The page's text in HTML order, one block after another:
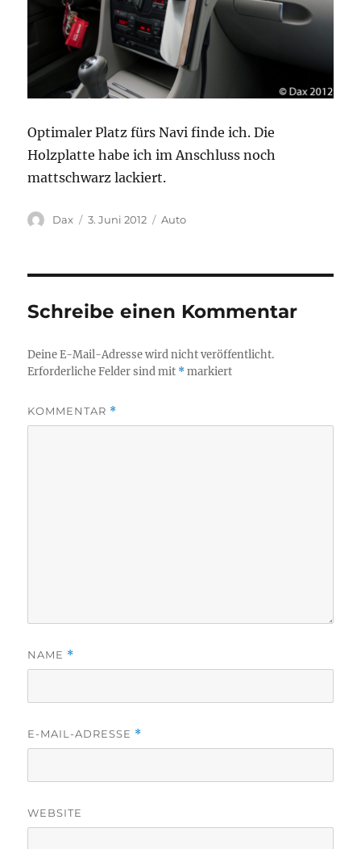
Optimaler Platz fürs Navi finde ich. Die
Holzplatte habe ich im Anschluss noch
mattschwarz lackiert.
Autor
Dax
Veröffentlicht
3. Juni 2012 Kategorien
Auto
Schreibe einen Kommentar
Deine E-Mail-Adresse wird nicht veröffentlicht.
Erforderliche Felder sind mit *markiert
KOMMENTAR *
NAME *
E-MAIL-ADRESSE *
WEBSITE